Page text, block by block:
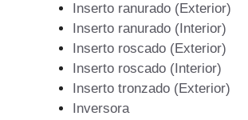
Inserto ranurado (Exterior)
Inserto ranurado (Interior)
Inserto roscado (Exterior)
Inserto roscado (Interior)
Inserto tronzado (Exterior)
Inversora